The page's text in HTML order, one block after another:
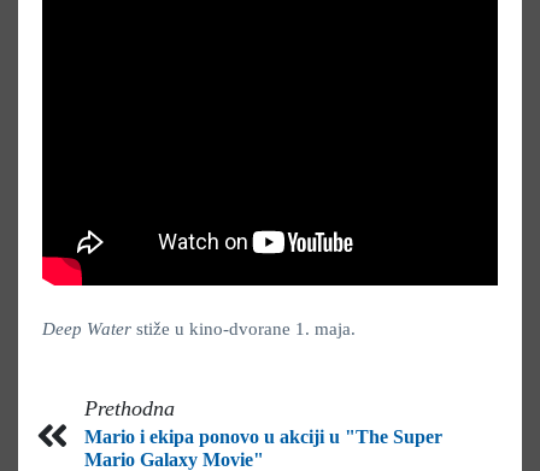
Deep Water stiže u kino-dvorane 1. maja.
Prethodna
Mario i ekipa ponovo u akciji u "The Super
Mario Galaxy Movie"